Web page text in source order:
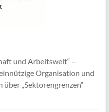
und Arbeitswelt“ –
Organisation und
„Sektorengrenzen“